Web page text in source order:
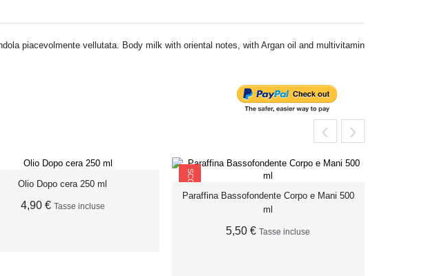
piacevolmente vellutata. Body milk with oriental notes, with Argan oil and multivitamin
‹ ›
Olio Dopo cera 250 ml
4,90 € Tasse incluse
SCONTO
Paraffina Bassofondente Corpo e Mani 500
ml
5,50 € Tasse incluse